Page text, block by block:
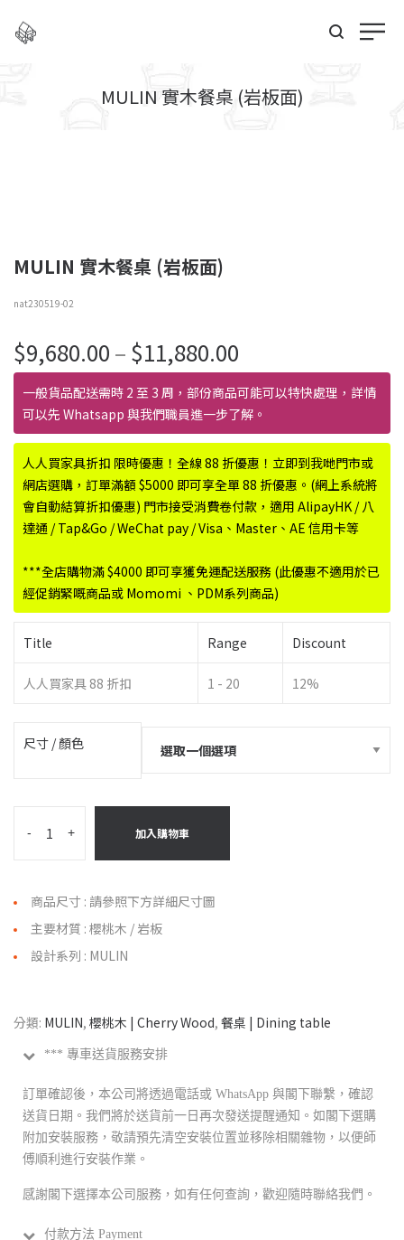
MULIN 實木餐桌 (岩板面)
MULIN 實木餐桌 (岩板面)
nat230519-02
$9,680.00 – $11,880.00
格
範
圍：
$9,680.00
到
$11,880.00
一般貨品配送需時 2 至 3 周，部份商品可能可以特快處理，詳情
可以先 Whatsapp 與我們職員進一步了解。
人人買家具折扣 限時優惠！全線 88 折優惠！立即到我哋門市或
網店選購，訂單滿額 $5000 即可享全單 88 折優惠。(網上系統將
會自動結算折扣優惠) 門市接受消費卷付款，適用 AlipayHK / 八
達通 / Tap&Go / WeChat pay / Visa、Master、AE 信用卡等
***全店購物滿 $4000 即可享獲免運配送服務 (此優惠不適用於已
經促銷緊嘅商品或 Momomi 、PDM系列商品)
Title Range Discount
人人買家具 88 折扣 1 - 20 12%
尺寸 / 顏色
- + 加入購物車
商品尺寸 : 請參照下方詳細尺寸圖
主要材質 : 櫻桃木 / 岩板
設計系列 : MULIN
分類: MULIN, 櫻桃木 | Cherry Wood, 餐桌 | Dining table
*** 專車送貨服務安排
訂單確認後，本公司將透過電話或 WhatsApp 與閣下聯繫，確認
送貨日期。我們將於送貨前一日再次發送提醒通知。如閣下選購
附加安裝服務，敬請預先清空安裝位置並移除相關雜物，以便師
傅順利進行安裝作業。
感謝閣下選擇本公司服務，如有任何查詢，歡迎隨時聯絡我們。
付款方法 Payment